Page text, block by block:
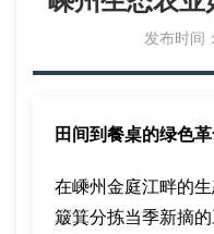
发布时间
田间到餐桌的绿色
在嵊州金庭江畔的
簸箕分拣当季新摘